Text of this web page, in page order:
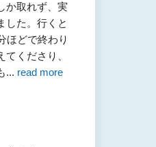
か取れず、実
した。行くと
ほどで終わり
くださり、
... read more